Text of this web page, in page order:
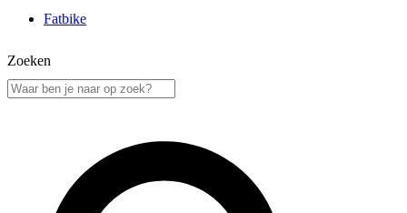
Fatbike
Zoeken